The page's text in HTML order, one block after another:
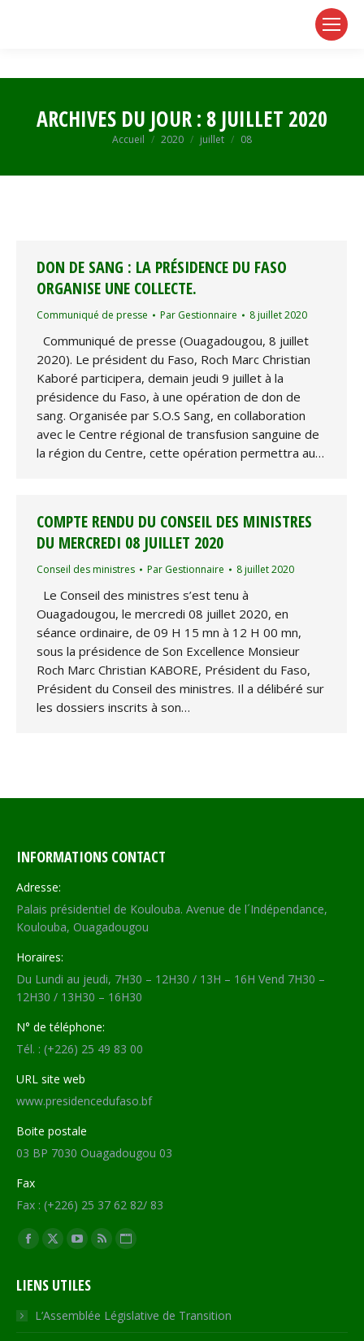
ARCHIVES DU JOUR : 8 JUILLET 2020
Vous êtes ici :
Accueil 2020 juillet 08
DON DE SANG : LA PRÉSIDENCE DU FASO
ORGANISE UNE COLLECTE.
Communiqué de presse Par Gestionnaire 8 juillet 2020
Communiqué de presse (Ouagadougou, 8 juillet
2020). Le président du Faso, Roch Marc Christian
Kaboré participera, demain jeudi 9 juillet à la
présidence du Faso, à une opération de don de
sang. Organisée par S.O.S Sang, en collaboration
avec le Centre régional de transfusion sanguine de
la région du Centre, cette opération permettra au…
COMPTE RENDU DU CONSEIL DES MINISTRES
DU MERCREDI 08 JUILLET 2020
Conseil des ministres Par Gestionnaire 8 juillet 2020
Le Conseil des ministres s’est tenu à
Ouagadougou, le mercredi 08 juillet 2020, en
séance ordinaire, de 09 H 15 mn à 12 H 00 mn,
sous la présidence de Son Excellence Monsieur
Roch Marc Christian KABORE, Président du Faso,
Président du Conseil des ministres. Il a délibéré sur
les dossiers inscrits à son…
INFORMATIONS CONTACT
Adresse:
Palais présidentiel de Koulouba. Avenue de l´Indépendance,
Koulouba, Ouagadougou
Horaires:
Du Lundi au jeudi, 7H30 – 12H30 / 13H – 16H Vend 7H30 –
12H30 / 13H30 – 16H30
N° de téléphone:
Tél. : (+226) 25 49 83 00
URL site web
www.presidencedufaso.bf
Boite postale
03 BP 7030 Ouagadougou 03
Fax
Fax : (+226) 25 37 62 82/ 83
Trouvez nous sur :
Facebook
opens
in
new
X
opens
in
new
YouTube
opens
in
new
RSS
in
new
Site
opens
in
LIENS UTILES
L’Assemblée Législative de Transition